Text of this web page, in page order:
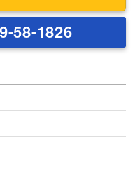
58-1826